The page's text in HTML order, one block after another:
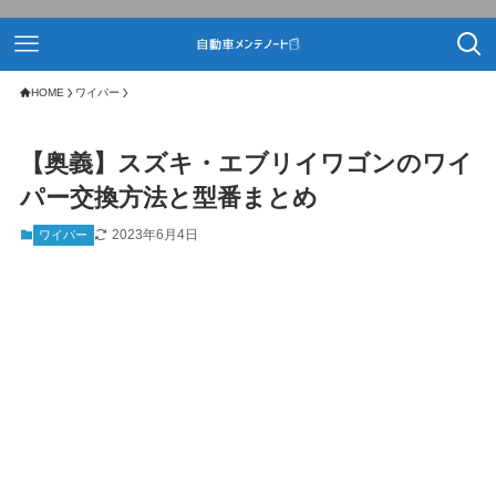
HOME ワイパー
【奥義】スズキ・エブリイワゴンのワイ
パー交換方法と型番まとめ
ワイパー 2023年6月4日